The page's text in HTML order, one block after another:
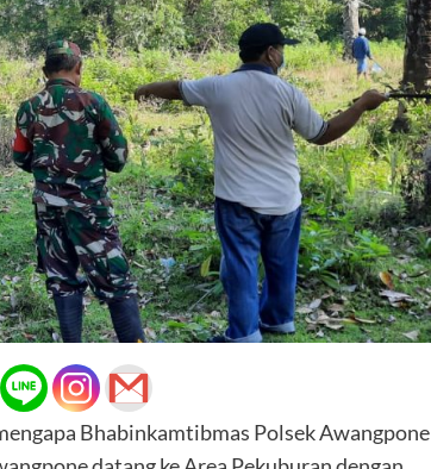
Bhabinkamtibmas Polsek Awangpone